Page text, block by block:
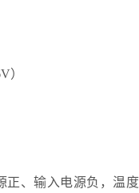
）
正、输入电源负，温度